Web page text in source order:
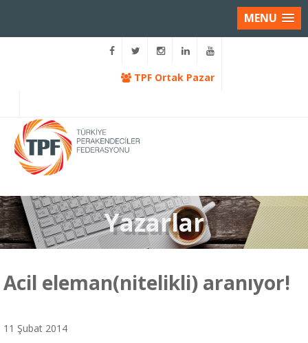
MENU
TPF Ortak Pazar
Yazarlar
Acil eleman(nitelikli) aranıyor!
11 Şubat 2014